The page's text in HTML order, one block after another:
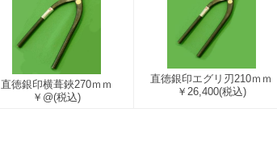
直徳銀印横葺鋏270ｍｍ
￥@(税込)
直徳銀印エグリ刃210ｍｍ
￥26,400(税込)